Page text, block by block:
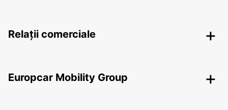
Relații comerciale
Europcar Mobility Group